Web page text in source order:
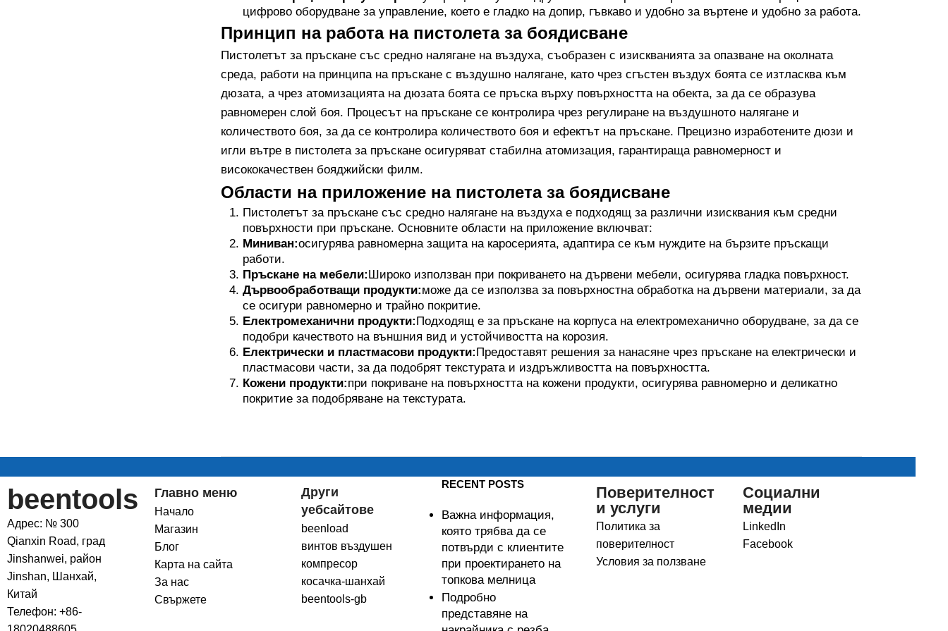
цифрово оборудване за управление, което е гладко на допир, гъвкаво и удобно за въртене и удобно за работа.
Принцип на работа на пистолета за боядисване
Пистолетът за пръскане със средно налягане на въздуха, съобразен с изискванията за опазване на околната
среда, работи на принципа на пръскане с въздушно налягане, като чрез сгъстен въздух боята се изтласква към
дюзата, а чрез атомизацията на дюзата боята се пръска върху повърхността на обекта, за да се образува
равномерен слой боя. Процесът на пръскане се контролира чрез регулиране на въздушното налягане и
количеството боя, за да се контролира количеството боя и ефектът на пръскане. Прецизно изработените дюзи и
игли вътре в пистолета за пръскане осигуряват стабилна атомизация, гарантираща равномерност и
висококачествен бояджийски филм.
Области на приложение на пистолета за боядисване
Пистолетът за пръскане със средно налягане на въздуха е подходящ за различни изисквания към средни
повърхности при пръскане. Основните области на приложение включват:
Миниван:осигурява равномерна защита на каросерията, адаптира се към нуждите на бързите пръскащи
работи.
Пръскане на мебели:Широко използван при покриването на дървени мебели, осигурява гладка повърхност.
Дървообработващи продукти:може да се използва за повърхностна обработка на дървени материали, за да
се осигури равномерно и трайно покритие.
Електромеханични продукти:Подходящ е за пръскане на корпуса на електромеханично оборудване, за да се
подобри качеството на външния вид и устойчивостта на корозия.
Електрически и пластмасови продукти:Предоставят решения за нанасяне чрез пръскане на електрически и
пластмасови части, за да подобрят текстурата и издръжливостта на повърхността.
Кожени продукти:при покриване на повърхността на кожени продукти, осигурява равномерно и деликатно
покритие за подобряване на текстурата.
beentools
Адрес: № 300
Qianxin Road, град
Jinshanwei, район
Jinshan, Шанхай,
Китай
Телефон: +86-
Главно меню
Начало
Магазин
Блог
Карта на сайта
За нас
Свържете
Други
уебсайтове
beenload
винтов въздушен
компресор
косачка-шанхай
beentools-gb
RECENT POSTS
Важна информация,
която трябва да се
потвърди с клиентите
при проектирането на
топкова мелница
Подробно
представяне на
Поверителност
и услуги
Политика за
поверителност
Условия за ползване
Социални
медии
LinkedIn
Facebook